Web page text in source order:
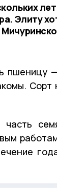
Элиту
пшеницу
Сорт